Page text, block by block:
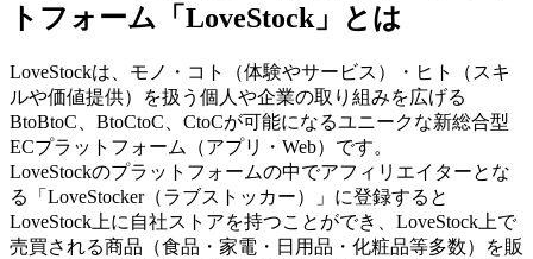
トフォーム「LoveStock」とは
LoveStockは、モノ・コト（体験やサービス）・ヒト（スキ
ルや価値提供）を扱う個人や企業の取り組みを広げる
BtoBtoC、BtoCtoC、CtoCが可能になるユニークな新総合型
ECプラットフォーム（アプリ・Web）です。
LoveStockのプラットフォームの中でアフィリエイターとな
る「LoveStocker（ラブストッカー）」に登録すると
LoveStock上に自社ストアを持つことができ、LoveStock上で
売買される商品（食品・家電・日用品・化粧品等多数）を販